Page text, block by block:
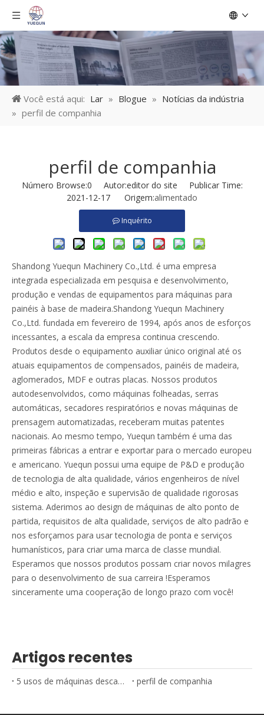
Você está aqui: Lar » Blogue » Notícias da indústria
» perfil de companhia
perfil de companhia
Número Browse:0 Autor:editor do site Publicar Time:
2021-12-17 Origem:alimentado
Inquérito
Shandong Yuequn Machinery Co.,Ltd. é uma empresa
integrada especializada em pesquisa e desenvolvimento,
produção e vendas de equipamentos para máquinas para
painéis à base de madeira.Shandong Yuequn Machinery
Co.,Ltd. fundada em fevereiro de 1994, após anos de esforços
incessantes, a escala da empresa continua crescendo.
Produtos desde o equipamento auxiliar único original até os
atuais equipamentos de compensados, painéis de madeira,
aglomerados, MDF e outras placas. Nossos produtos
autodesenvolvidos, como máquinas folheadas, serras
automáticas, secadores respiratórios e novas máquinas de
prensagem automatizadas, receberam muitas patentes
nacionais. Ao mesmo tempo, Yuequn também é uma das
primeiras fábricas a entrar e exportar para o mercado europeu
e americano. Yuequn possui uma equipe de P&D e produção
de tecnologia de alta qualidade, vários engenheiros de nível
médio e alto, inspeção e supervisão de qualidade rigorosas
sistema. Aderimos ao design de máquinas de alto ponto de
partida, requisitos de alta qualidade, serviços de alto padrão e
nos esforçamos para usar tecnologia de ponta e serviços
humanísticos, para criar uma marca de classe mundial.
Esperamos que nossos produtos possam criar novos milagres
para o desenvolvimento de sua carreira !Esperamos
sinceramente uma cooperação de longo prazo com você!
Artigos recentes
5 usos de máquinas descascadoras de toras perfil de companhia